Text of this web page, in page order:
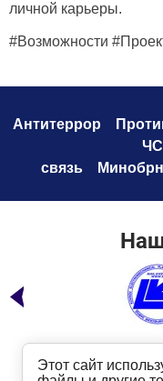
личной карьеры.
#Возможности
Антитеррор
ЧС
связь
Этот сайт